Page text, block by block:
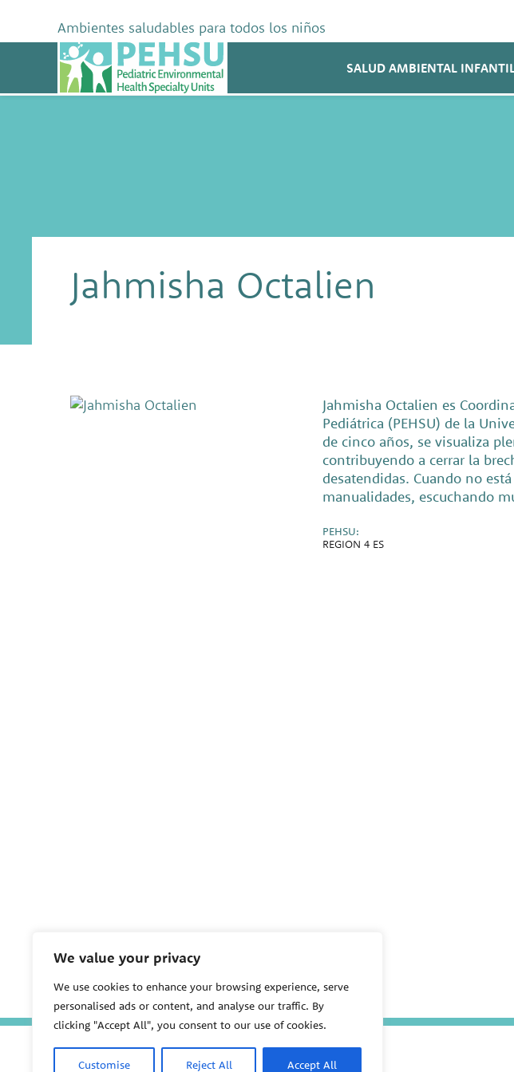
We value your privacy
We use cookies to enhance your browsing experience, serve
personalised ads or content, and analyse our traffic. By
clicking "Accept All", you consent to our use of cookies.
Customise Reject All Accept All
content
Ambientes saludables para todos los niños
PEHSU
SALUD AMBIENTAL
Jahmisha Octalien
Jahmisha Octalien es
Pediátrica (PEHSU) de la
de cinco años, se visualiza
contribuyendo a cerrar la
desatendidas. Cuando no
manualidades, escuchando
PEHSU:
REGION 4 ES